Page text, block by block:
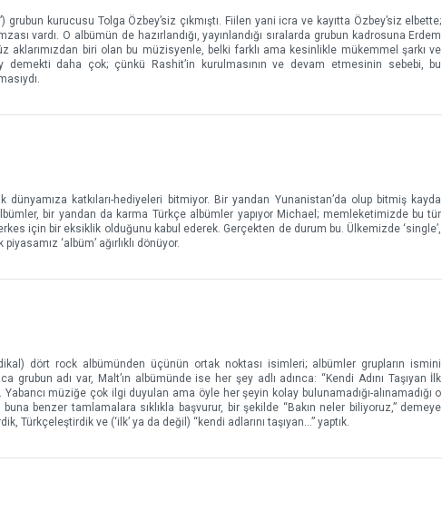
kurucusu Tolga Özbey’siz çıkmıştı. Fiilen yani icra ve kayıtta Özbey’siz elbette;
vardı. O albümün de hazırlandığı, yayınlandığı sıralarda grubun kadrosuna Erdem
aklarımızdan biri olan bu müzisyenle, belki farklı ama kesinlikle mükemmel şarkı ve
demekti daha çok; çünkü Rashit’in kurulmasının ve devam etmesinin sebebi, bu
dünyamıza katkıları-hediyeleri bitmiyor. Bir yandan Yunanistan’da olup bitmiş kayda
bir yandan da karma Türkçe albümler yapıyor Michael; memleketimizde bu tür
için bir eksiklik olduğunu kabul ederek. Gerçekten de durum bu. Ülkemizde ‘single’,
‘albüm’ ağırlıklı dönüyor.
dört rock albümünden üçünün ortak noktası isimleri; albümler grupların ismini
grubun adı var, Malt’ın albümünde ise her şey adlı adınca: “Kendi Adını Taşıyan İlk
müziğe çok ilgi duyulan ama öyle her şeyin kolay bulunamadığı-alınamadığı o
benzer tamlamalara sıklıkla başvurur, bir şekilde “Bakın neler biliyoruz,” demeye
Türkçeleştirdik ve (‘ilk’ ya da değil) “kendi adlarını taşıyan…” yaptık.